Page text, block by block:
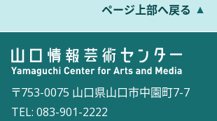
ページ上部へ戻る
〒753-0075 山口県山口市中園町7-7
TEL: 083-901-2222